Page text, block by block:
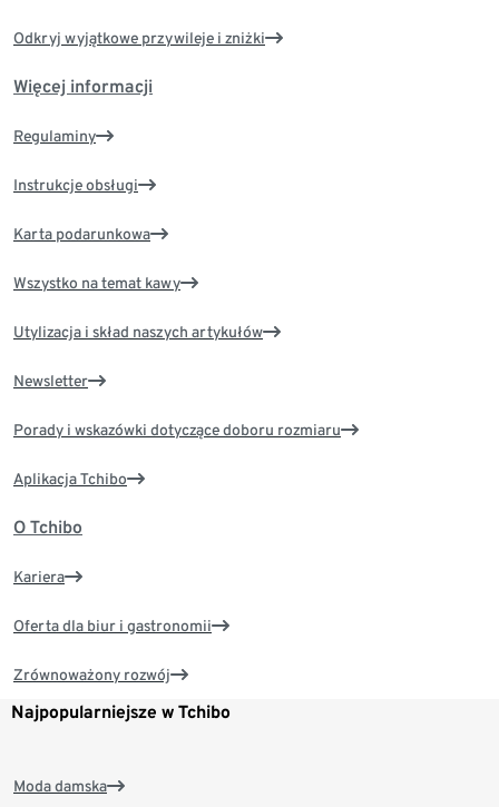
Odkryj wyjątkowe przywileje i zniżki
Więcej informacji
Regulaminy
Instrukcje obsługi
Karta podarunkowa
Wszystko na temat kawy
Utylizacja i skład naszych artykułów
Newsletter
Porady i wskazówki dotyczące doboru rozmiaru
Aplikacja Tchibo
O Tchibo
Kariera
Oferta dla biur i gastronomii
Zrównoważony rozwój
Najpopularniejsze w Tchibo
Moda damska